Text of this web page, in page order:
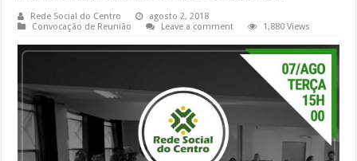
Rede Social do Centro
agosto 2, 2018
Convocação de Reunião
Leave a comment 1,880 Views